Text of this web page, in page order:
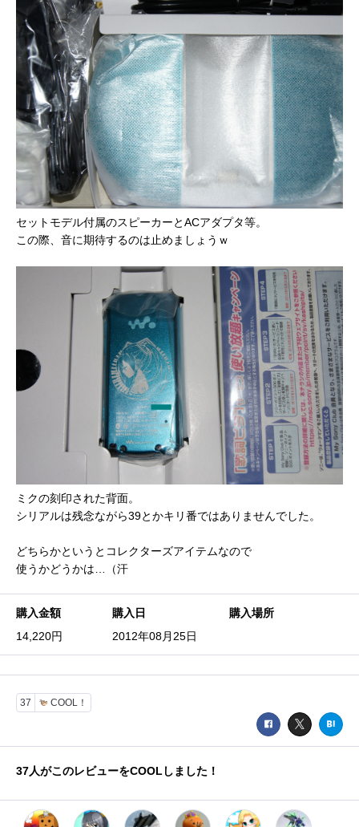
セットモデル付属のスピーカーとACアダプタ等。
この際、音に期待するのは止めましょうｗ
ミクの刻印された背面。
シリアルは残念ながら39とかキリ番ではありませんでした。
どちらかというとコレクターズアイテムなので
使うかどうかは…（汗
購入金額
14,220円
購入日
2012年08月25日
購入場所
37 COOL！
37人がこのレビューをCOOLしました！